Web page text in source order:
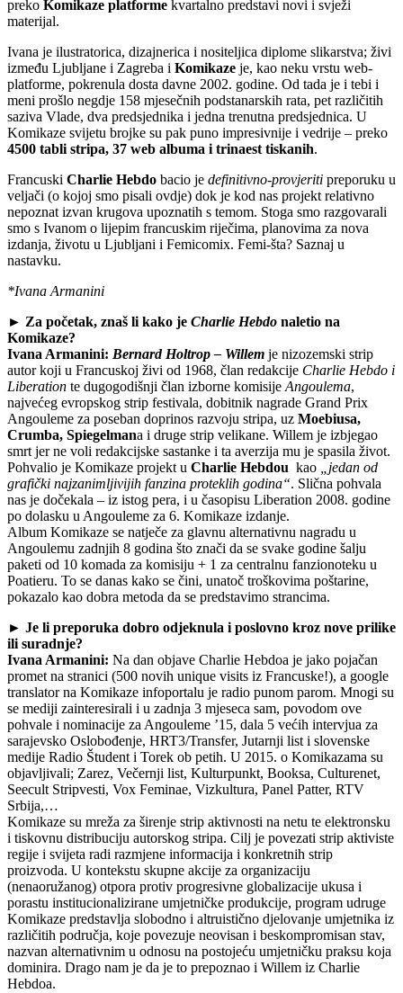
preko Komikaze platforme kvartalno predstavi novi i svježi
materijal.
Ivana je ilustratorica, dizajnerica i nositeljica diplome slikarstva; živi
između Ljubljane i Zagreba i Komikaze je, kao neku vrstu web-
platforme, pokrenula dosta davne 2002. godine. Od tada je i tebi i
meni prošlo negdje 158 mjesečnih podstanarskih rata, pet različitih
saziva Vlade, dva predsjednika i jedna trenutna predsjednica. U
Komikaze svijetu brojke su pak puno impresivnije i vedrije – preko
4500 tabli stripa, 37 web albuma i trinaest tiskanih.
Francuski Charlie Hebdo bacio je definitivno-provjeriti preporuku u
veljači (o kojoj smo pisali ovdje) dok je kod nas projekt relativno
nepoznat izvan krugova upoznatih s temom. Stoga smo razgovarali
smo s Ivanom o lijepim francuskim riječima, planovima za nova
izdanja, životu u Ljubljani i Femicomix. Femi-šta? Saznaj u
nastavku.
*Ivana Armanini
► Za početak, znaš li kako je Charlie Hebdo naletio na
Komikaze?
Ivana Armanini: Bernard Holtrop – Willem je nizozemski strip
autor koji u Francuskoj živi od 1968, član redakcije Charlie Hebdo i
Liberation te dugogodišnji član izborne komisije Angoulema,
najvećeg evropskog strip festivala, dobitnik nagrade Grand Prix
Angouleme za poseban doprinos razvoju stripa, uz Moebiusa,
Crumba, Spiegelmana i druge strip velikane. Willem je izbjegao
smrt jer ne voli redakcijske sastanke i ta averzija mu je spasila život.
Pohvalio je Komikaze projekt u Charlie Hebdou kao
„jedan od
grafički najzanimljivijih fanzina proteklih godina“. Slična pohvala
nas je dočekala – iz istog pera, i u časopisu Liberation 2008. godine
po dolasku u Angouleme za 6. Komikaze izdanje.
Album Komikaze se natječe za glavnu alternativnu nagradu u
Angoulemu zadnjih 8 godina što znači da se svake godine šalju
paketi od 10 komada za komisiju + 1 za centralnu fanzionoteku u
Poatieru. To se danas kako se čini, unatoč troškovima poštarine,
pokazalo kao dobra metoda da se predstavimo strancima.
► Je li preporuka dobro odjeknula i poslovno kroz nove prilike
ili suradnje?
Ivana Armanini: Na dan objave Charlie Hebdoa je jako pojačan
promet na stranici (500 novih unique visits iz Francuske!), a google
translator na Komikaze infoportalu je radio punom parom. Mnogi su
se mediji zainteresirali i u zadnja 3 mjeseca sam, povodom ove
pohvale i nominacije za Angouleme ’15, dala 5 većih intervjua za
sarajevsko Oslobođenje, HRT3/Transfer, Jutarnji list i slovenske
medije Radio Študent i Torek ob petih. U 2015. o Komikazama su
objavljivali; Zarez, Večernji list, Kulturpunkt, Booksa, Culturenet,
Seecult Stripvesti, Vox Feminae, Vizkultura, Panel Patter, RTV
Srbija,…
Komikaze su mreža za širenje strip aktivnosti na netu te elektronsku
i tiskovnu distribuciju autorskog stripa. Cilj je povezati strip aktiviste
regije i svijeta radi razmjene informacija i konkretnih strip
proizvoda. U kontekstu skupne akcije za organizaciju
(nenaoružanog) otpora protiv progresivne globalizacije ukusa i
porastu institucionalizirane umjetničke produkcije, program udruge
Komikaze predstavlja slobodno i altruistično djelovanje umjetnika iz
različitih područja, koje povezuje neovisan i beskompromisan stav,
nazvan alternativnim u odnosu na postojeću umjetničku praksu koja
dominira. Drago nam je da je to prepoznao i Willem iz Charlie
Hebdoa.